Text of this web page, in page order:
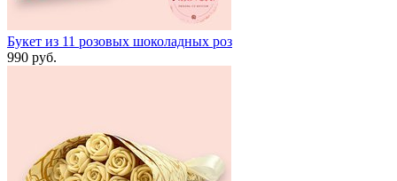
Букет из 11 розовых шоколадных роз
990 руб.